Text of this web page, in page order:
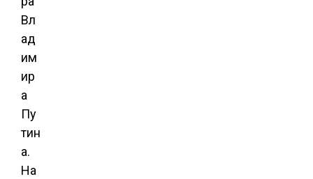
Вл
ад
им
ир
а
Пу
тин
а.
На